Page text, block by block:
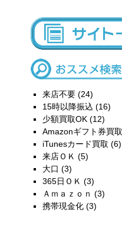
来店不要 (24)
15時以降振込 (16)
少額買取OK (12)
Amazonギフト券買取
iTunesカード買取 (6)
来店ＯＫ (5)
大口 (3)
365日ＯＫ (3)
Ａｍａｚｏｎ (3)
携帯現金化 (3)